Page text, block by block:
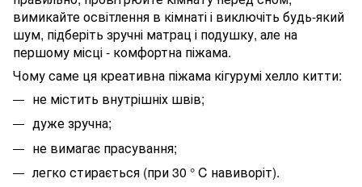
вимикайте освітлення в кімнаті і виключіть будь-який
шум, підберіть зручні матрац і подушку, але на
першому місці - комфортна піжама.
Чому саме ця креативна піжама кігурумі хелло китти:
не містить внутрішніх швів;
дуже зручна;
не вимагає прасування;
легко стирається (при 30 ° C навиворіт).